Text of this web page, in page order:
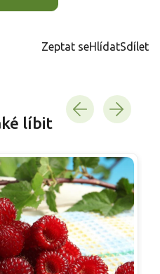
Zeptat seHlídatSdílet
líbit